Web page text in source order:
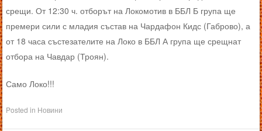
срещи. От 12:30 ч. отборът на Локомотив в ББЛ Б група ще
премери сили с младия състав на Чардафон Кидс (Габрово), а
от 18 часа състезателите на Локо в ББЛ А група ще срещнат
отбора на Чавдар (Троян).
Само Локо!!!
Posted in Новини